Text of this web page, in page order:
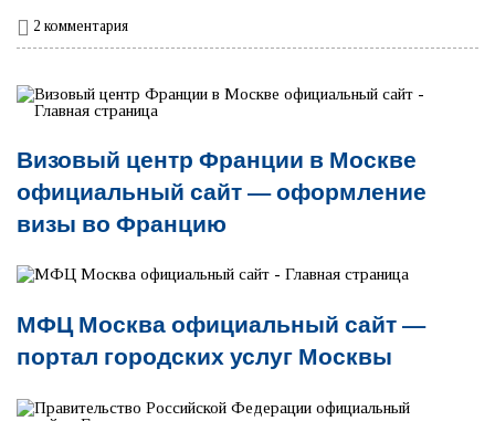
2 комментария
Визовый центр Франции в Москве
официальный сайт — оформление
визы во Францию
МФЦ Москва официальный сайт —
портал городских услуг Москвы